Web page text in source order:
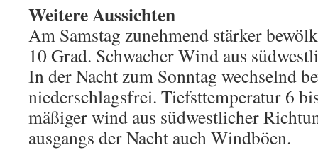
Weitere Aussichten
Am Samstag zunehmend stärker
10 Grad. Schwacher Wind aus
In der Nacht zum Sonntag wechselnd
niederschlagsfrei. Tiefsttemperatur 6
mäßiger wind aus südwestlicher
ausgangs der Nacht auch Windböen.